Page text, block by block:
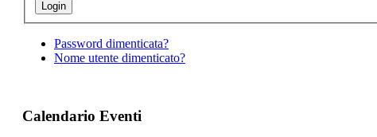
Password dimenticata?
Nome utente dimenticato?
Calendario Eventi